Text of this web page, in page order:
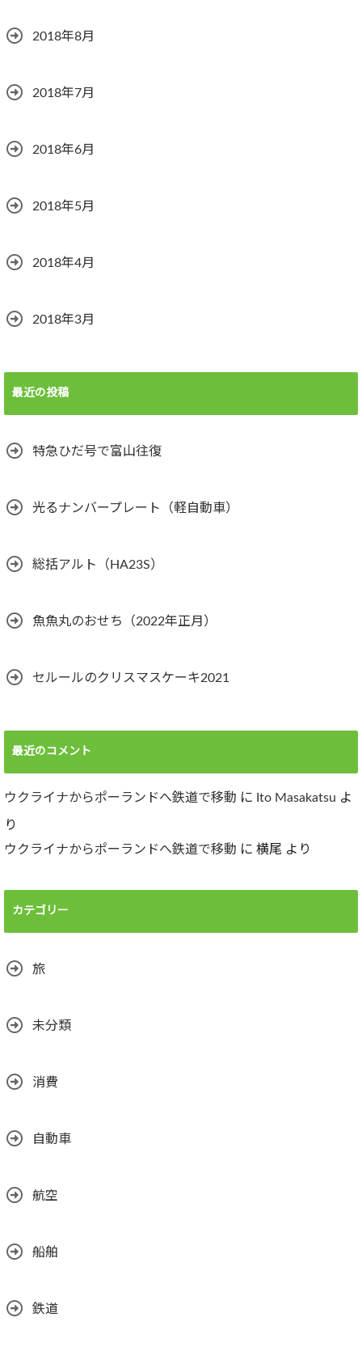
2018年8月
2018年7月
2018年6月
2018年5月
2018年4月
2018年3月
最近の投稿
特急ひだ号で富山往復
光るナンバープレート（軽自動車）
総括アルト（HA23S）
魚魚丸のおせち（2022年正月）
セルールのクリスマスケーキ2021
最近のコメント
ウクライナからポーランドへ鉄道で移動 に Ito Masakatsu よ
り
ウクライナからポーランドへ鉄道で移動 に 横尾 より
カテゴリー
旅
未分類
消費
自動車
航空
船舶
鉄道